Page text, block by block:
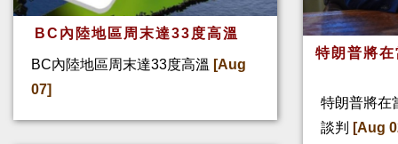
BC內陸地區周末達33度高溫
BC內陸地區周末達33度高溫 [Aug
07]
特朗普將
特朗普將在
談判
[Aug